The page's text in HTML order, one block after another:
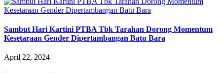
Sambut Hari Kartini PTBA Tbk Tarahan Dorong Momentum
Kesetaraan Gender Dipertambangan Batu Bara
April 22, 2024